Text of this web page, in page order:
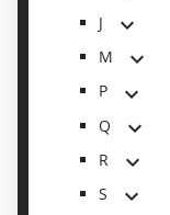
J
M
P
Q
R
S